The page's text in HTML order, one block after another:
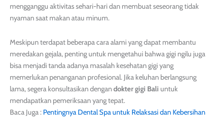
mengganggu aktivitas sehari-hari dan membuat seseorang tidak
nyaman saat makan atau minum.
Meskipun terdapat beberapa cara alami yang dapat membantu
meredakan gejala, penting untuk mengetahui bahwa gigi ngilu juga
bisa menjadi tanda adanya masalah kesehatan gigi yang
memerlukan penanganan profesional. Jika keluhan berlangsung
lama, segera konsultasikan dengandokter gigi Bali untuk
mendapatkan pemeriksaan yang tepat.
Baca Juga : Pentingnya Dental Spa untuk Relaksasi dan Kebersihan